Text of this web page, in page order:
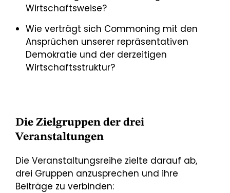
Wirtschaftsweise?
Wie verträgt sich Commoning mit den
Ansprüchen unserer repräsentativen
Demokratie und der derzeitigen
Wirtschaftsstruktur?
Die Zielgruppen der drei
Veranstaltungen
Die Veranstaltungsreihe zielte darauf ab,
drei Gruppen anzusprechen und ihre
Beiträge zu verbinden: